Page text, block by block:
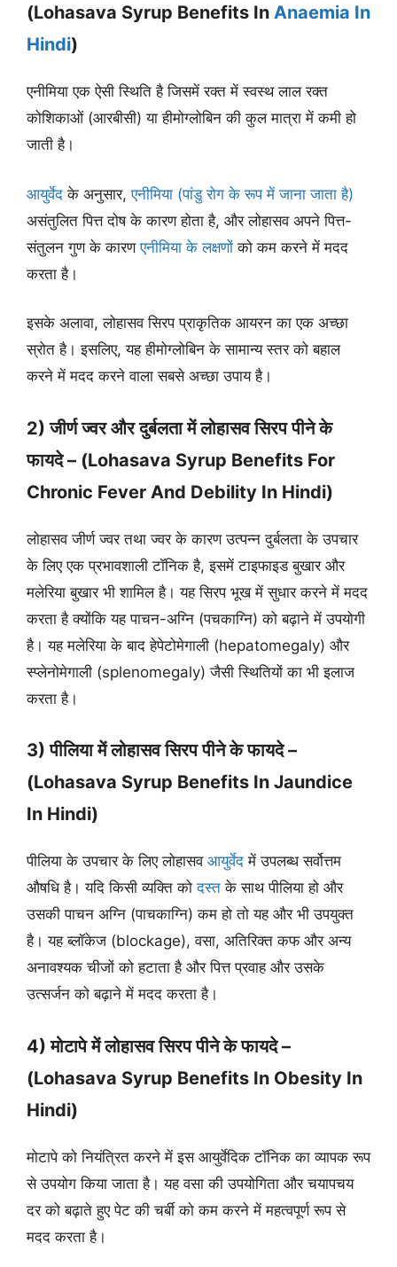
(Lohasava Syrup Benefits In Anaemia In
Hindi)
एनीमिया एक ऐसी स्थिति है जिसमें रक्त में स्वस्थ लाल रक्त
कोशिकाओं (आरबीसी) या हीमोग्लोबिन की कुल मात्रा में कमी हो
जाती है।
आयुर्वेदके अनुसार,एनीमिया (पांडु रोग के रूप में जाना जाता है)
असंतुलित पित्त दोष के कारण होता है, और लोहासव अपने पित्त-
संतुलन गुण के कारणएनीमिया के लक्षणोंको कम करने में मदद
करता है।
इसके अलावा, लोहासव सिरप प्राकृतिक आयरन का एक अच्छा
स्रोत है। इसलिए, यह हीमोग्लोबिन के सामान्य स्तर को बहाल
करने में मदद करने वाला सबसे अच्छा उपाय है।
2) जीर्ण ज्वर और दुर्बलता में लोहासव सिरप पीने के
फायदे – (Lohasava Syrup Benefits For
Chronic Fever And Debility In Hindi)
लोहासव जीर्ण ज्वर तथा ज्वर के कारण उत्पन्न दुर्बलता के उपचार
के लिए एक प्रभावशाली टॉनिक है, इसमें टाइफाइड बुखार और
मलेरिया बुखार भी शामिल है। यह सिरप भूख में सुधार करने में मदद
करता है क्योंकि यह पाचन-अग्नि (पचकाग्नि) को बढ़ाने में उपयोगी
है। यह मलेरिया के बाद हेपेटोमेगाली (hepatomegaly) और
स्प्लेनोमेगाली (splenomegaly) जैसी स्थितियों का भी इलाज
करता है।
3) पीलिया में लोहासव सिरप पीने के फायदे –
(Lohasava Syrup Benefits In Jaundice
In Hindi)
पीलिया के उपचार के लिए लोहासव आयुर्वेद में उपलब्ध सर्वोत्तम
औषधि है। यदि किसी व्यक्ति कोदस्त के साथ पीलिया हो और
उसकी पाचन अग्नि (पाचकाग्नि) कम हो तो यह और भी उपयुक्त
है। यह ब्लॉकेज (blockage), वसा, अतिरिक्त कफ और अन्य
अनावश्यक चीजों को हटाता है और पित्त प्रवाह और उसके
उत्सर्जन को बढ़ाने में मदद करता है।
4) मोटापे में लोहासव सिरप पीने के फायदे –
(Lohasava Syrup Benefits In Obesity In
Hindi)
मोटापे को नियंत्रित करने में इस आयुर्वेदिक टॉनिक का व्यापक रूप
से उपयोग किया जाता है। यह वसा की उपयोगिता और चयापचय
दर को बढ़ाते हुए पेट की चर्बी को कम करने में महत्वपूर्ण रूप से
मदद करता है।